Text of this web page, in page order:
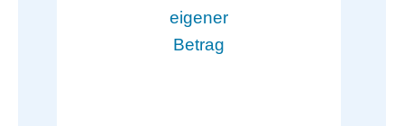
eigener
Betrag